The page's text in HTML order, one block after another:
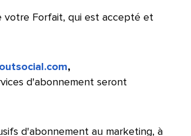
votre Forfait, qui est accepté et
,
d'abonnement seront
d'abonnement au marketing, à